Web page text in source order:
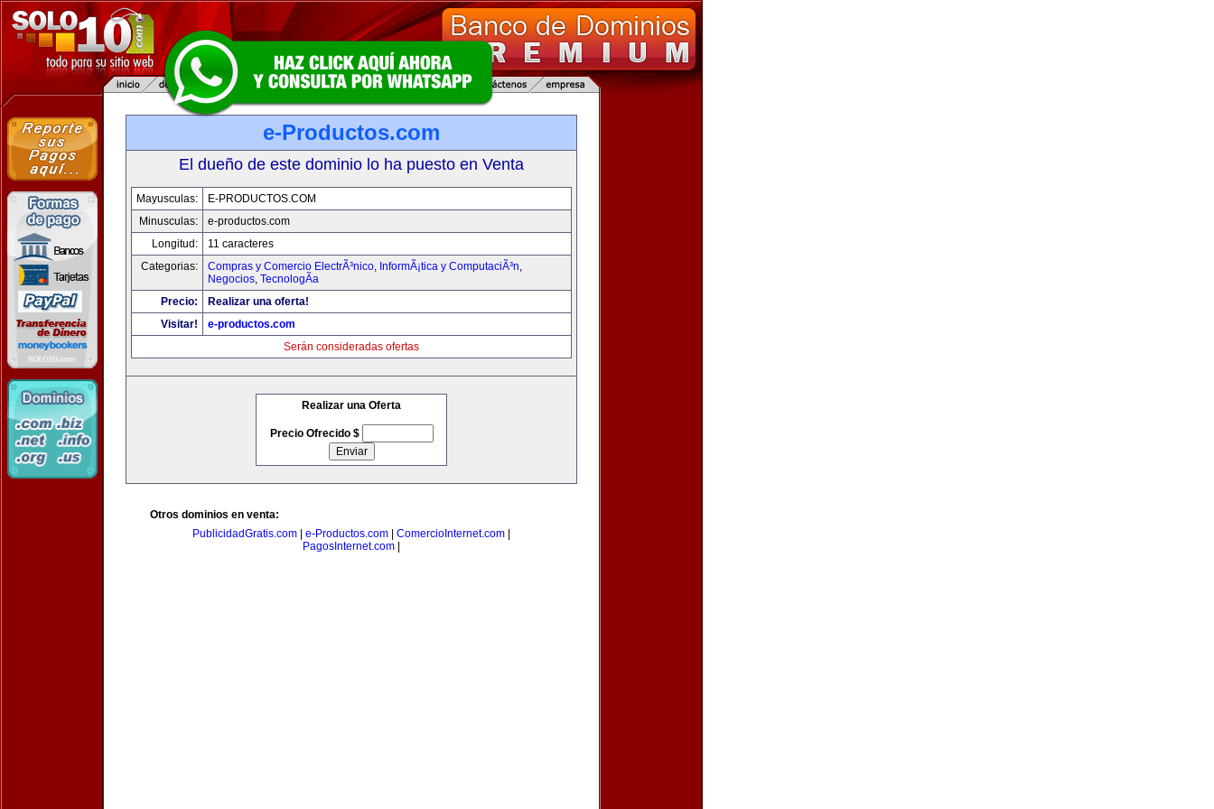
e-Productos.com
El dueño de este dominio lo ha puesto en Venta
Mayusculas:
E-PRODUCTOS.COM
Minusculas:
e-productos.com
Longitud:
11 caracteres
Categorias:
Compras y Comercio ElectrÃ³nico, InformÃ¡tica y ComputaciÃ³n,
Negocios, TecnologÃ­a
Precio:
Realizar una oferta!
Visitar!
e-productos.com
Serán consideradas ofertas
Realizar una Oferta
Precio Ofrecido $
Otros dominios en venta:
PublicidadGratis.com
e-Productos.com ComercioInternet.com
PagosInternet.com